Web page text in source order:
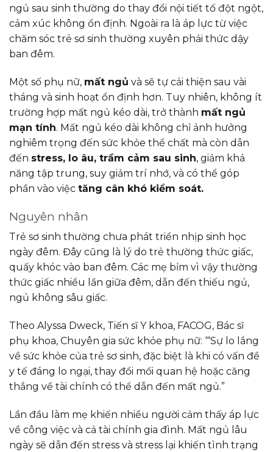
ngủ sau sinh thường do thay đổi nội tiết tố đột ngột,
cảm xúc không ổn định. Ngoài ra là áp lực từ việc
chăm sóc trẻ sơ sinh thường xuyên phải thức dậy
ban đêm.
Một số phụ nữ, mất ngủ và sẽ tự cải thiện sau vài
tháng và sinh hoạt ổn định hơn. Tuy nhiên, không ít
trường hợp mất ngủ kéo dài, trở thành mất ngủ
mạn tính. Mất ngủ kéo dài không chỉ ảnh hưởng
nghiêm trọng đến sức khỏe thể chất mà còn dẫn
đến stress, lo âu, trầm cảm sau sinh, giảm khả
năng tập trung, suy giảm trí nhớ, và có thể góp
phần vào việc tăng cân khó kiểm soát.
Nguyên nhân
Trẻ sơ sinh thường chưa phát triển nhịp sinh học
ngày đêm. Đây cũng là lý do trẻ thường thức giấc,
quấy khóc vào ban đêm. Các mẹ bỉm vì vậy thường
thức giấc nhiều lần giữa đêm, dẫn đến thiếu ngủ,
ngủ không sâu giấc.
Theo Alyssa Dweck, Tiến sĩ Y khoa, FACOG, Bác sĩ
phụ khoa, Chuyên gia sức khỏe phụ nữ: ‘“Sự lo lắng
về sức khỏe của trẻ sơ sinh, đặc biệt là khi có vấn đề
y tế đáng lo ngại, thay đổi mối quan hệ hoặc căng
thẳng về tài chính có thể dẫn đến mất ngủ.”
Lần đầu làm mẹ khiến nhiều người cảm thấy áp lực
về công việc và cả tài chính gia đình. Mất ngủ lâu
ngày sẽ dẫn đến stress và stress lại khiến tình trạng